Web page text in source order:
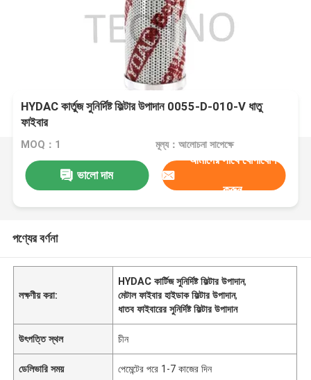
HYDAC কার্তুজ সুনির্দিষ্ট ফিল্টার উপাদান 0055-D-010-V ধাতু
ফাইবার
MOQ：1 মূল্য：আলোচনা সাপেক্ষে
ভালো দাম
আমাদের সাথে যোগাযোগ
করুন
পণ্যের বর্ণনা
লক্ষণীয় করা:
HYDAC কার্টিজ সুনির্দিষ্ট ফিল্টার উপাদান,
মেটাল ফাইবার হাইডাক ফিল্টার উপাদান,
ধাতব ফাইবারের সুনির্দিষ্ট ফিল্টার উপাদান
উৎপত্তি স্থল চীন
ডেলিভারি সময় পেমেন্টের পরে 1-7 কাজের দিন